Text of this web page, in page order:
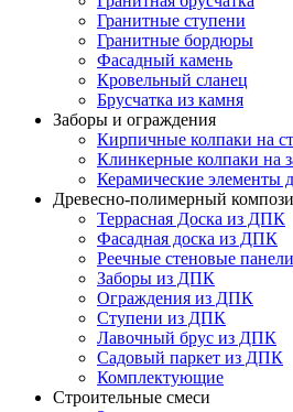
Гранитные ступени
Гранитные бордюры
Фасадный камень
Кровельный сланец
Брусчатка из камня
Заборы и ограждения
Кирпичные колпаки на
Клинкерные колпаки на
Керамические элементы
Древесно-полимерный
Террасная Доска из ДПК
Фасадная доска из ДПК
Реечные стеновые панели
Заборы из ДПК
Ограждения из ДПК
Ступени из ДПК
Лавочный брус из ДПК
Садовый паркет из ДПК
Комплектующие
Строительные смеси